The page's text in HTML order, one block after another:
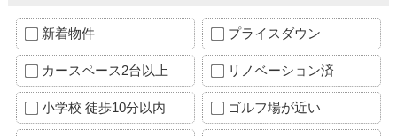
新着物件 プライスダウン
カースペース2台以上 リノベーション済
小学校 徒歩10分以内 ゴルフ場が近い